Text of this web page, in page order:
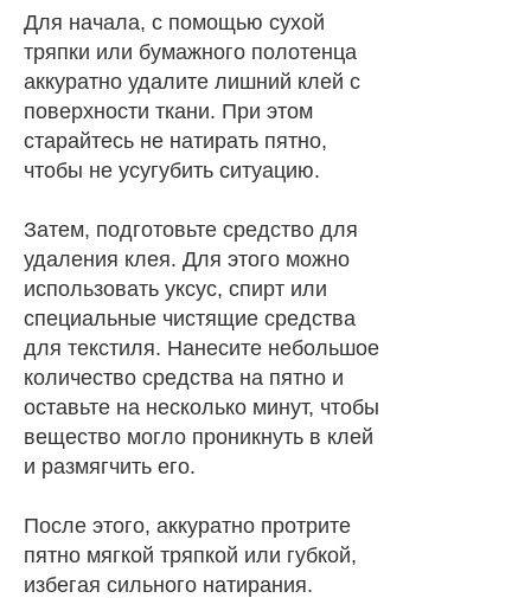
Для начала, с помощью сухой
тряпки или бумажного полотенца
аккуратно удалите лишний клей с
поверхности ткани. При этом
старайтесь не натирать пятно,
чтобы не усугубить ситуацию.
Затем, подготовьте средство для
удаления клея. Для этого можно
использовать уксус, спирт или
специальные чистящие средства
для текстиля. Нанесите небольшое
количество средства на пятно и
оставьте на несколько минут, чтобы
вещество могло проникнуть в клей
и размягчить его.
После этого, аккуратно протрите
пятно мягкой тряпкой или губкой,
избегая сильного натирания.